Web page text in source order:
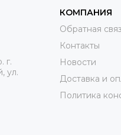
г.
ул.
КОМПАНИЯ
Обратная
Контакты
Новости
Доставка и
Политика